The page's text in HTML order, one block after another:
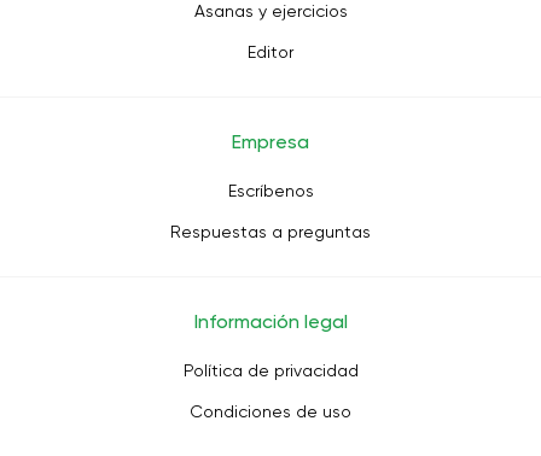
Asanas y ejercicios
Editor
Empresa
Escríbenos
Respuestas a preguntas
Información legal
Política de privacidad
Condiciones de uso